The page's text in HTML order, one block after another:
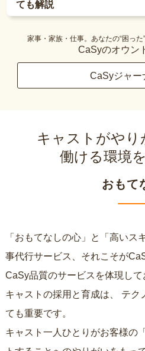
ても解説
家事・家族・仕事。あなたの“困っ
CaSyのオウン
CaSyジャー
キャストがやり
働ける環境
おもて
「おもてなしの心」と「高いス
事代行サービス、それこそが
CaSy品質のサービスを体現し
キャストの採用と育成は、
ても重要です。
キャスト一人ひとりがお客様の